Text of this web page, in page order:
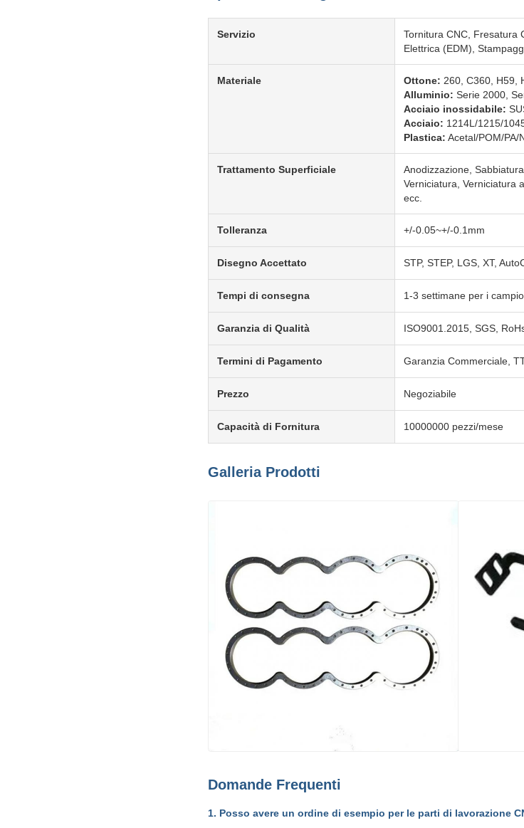
Servizio
Tornitura CNC, Fresatura
Elettrica (EDM),
Materiale Ottone: 260, C360, H59,
Alluminio: Serie 2000,
Acciaio inossidabile:
Acciaio: 1214L/1215/
Plastica: Acetal/POM/PA/
Trattamento Superficiale
Anodizzazione,
Verniciatura, Verniciatura
ecc.
Tolleranza +/-0.05~+/-0.1mm
Disegno Accettato STP, STEP, LGS, XT,
Tempi di consegna 1-3 settimane per i
Garanzia di Qualità ISO9001.2015, SGS,
Termini di Pagamento Garanzia Commerciale,
Prezzo Negoziabile
Capacità di Fornitura 10000000 pezzi/mese
Galleria Prodotti
Domande Frequenti
1. Posso avere un ordine di esempio per le parti di lavorazione